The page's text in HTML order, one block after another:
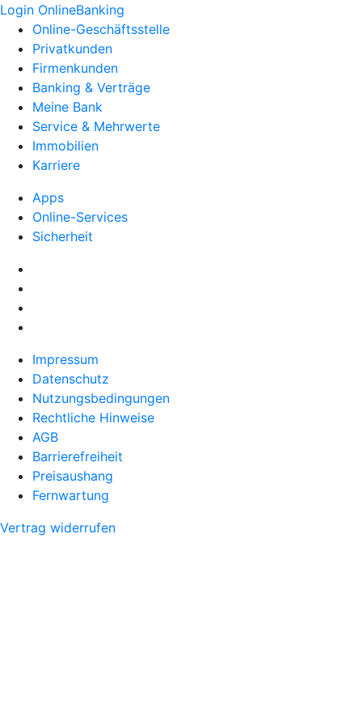
Login OnlineBanking
Online-Geschäftsstelle
Privatkunden
Firmenkunden
Banking & Verträge
Meine Bank
Service & Mehrwerte
Immobilien
Karriere
Apps
Online-Services
Sicherheit
Impressum
Datenschutz
Nutzungsbedingungen
Rechtliche Hinweise
AGB
Barrierefreiheit
Preisaushang
Fernwartung
Vertrag widerrufen